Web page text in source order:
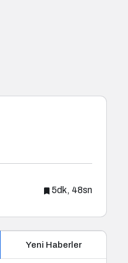
5dk, 48sn
Yeni Haberler